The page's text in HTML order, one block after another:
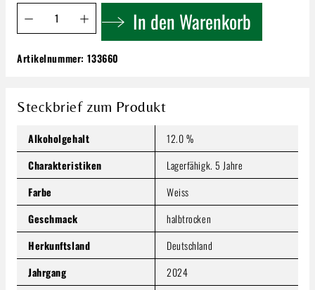
Produkt Anzahl: Gib den gewünschten Wert ein oder
In den Warenkorb
Bergdolt-Reif & Nett Creation | Hiking
8,19 €
Preise inkl. MwSt. zzgl. Versandkosten
Produkt Anzahl: Gib den gewünschten Wert ein oder
In den Warenkorb
Artikelnummer:133660
Steckbrief zum Produkt
Alkoholgehalt
12.0 %
Charakteristiken
Lagerfähigk. 5 Jahre
Farbe
Weiss
Geschmack
halbtrocken
Herkunftsland
Deutschland
Jahrgang
2024